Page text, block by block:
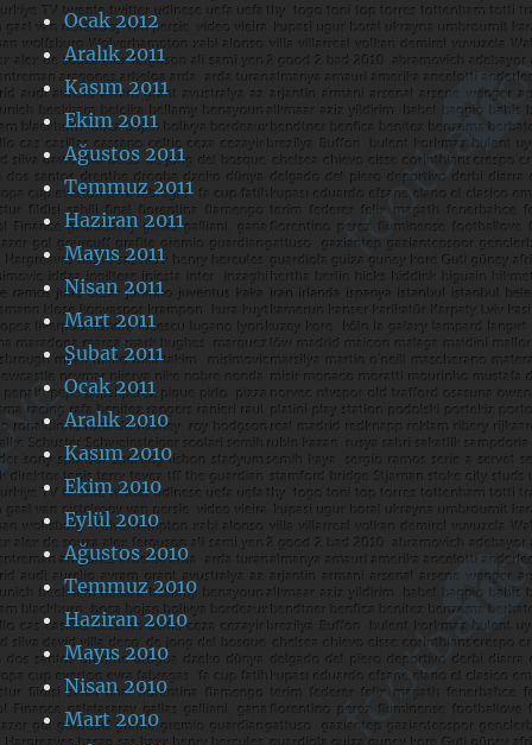
Ocak 2012
Aralık 2011
Kasım 2011
Ekim 2011
Ağustos 2011
Temmuz 2011
Haziran 2011
Mayıs 2011
Nisan 2011
Mart 2011
Şubat 2011
Ocak 2011
Aralık 2010
Kasım 2010
Ekim 2010
Eylül 2010
Ağustos 2010
Temmuz 2010
Haziran 2010
Mayıs 2010
Nisan 2010
Mart 2010